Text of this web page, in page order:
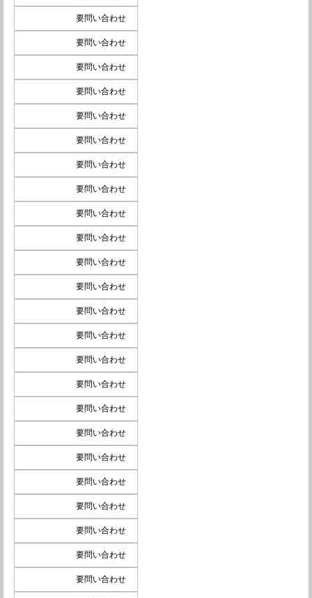
要問い合わせ
要問い合わせ
要問い合わせ
要問い合わせ
要問い合わせ
要問い合わせ
要問い合わせ
要問い合わせ
要問い合わせ
要問い合わせ
要問い合わせ
要問い合わせ
要問い合わせ
要問い合わせ
要問い合わせ
要問い合わせ
要問い合わせ
要問い合わせ
要問い合わせ
要問い合わせ
要問い合わせ
要問い合わせ
要問い合わせ
要問い合わせ